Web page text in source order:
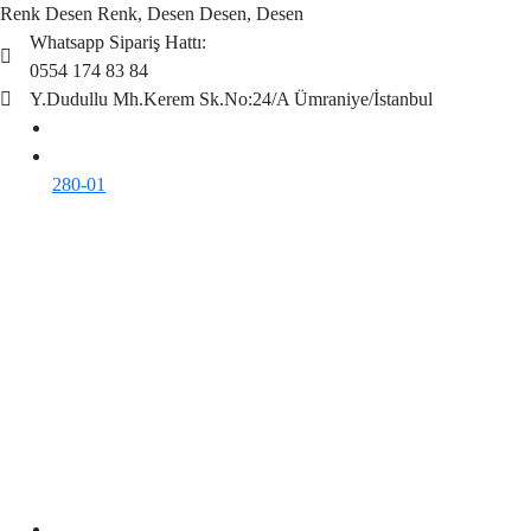
Renk Desen Renk, Desen Desen, Desen
Whatsapp Sipariş Hattı:
0554 174 83 84
Y.Dudullu Mh.Kerem Sk.No:24/A Ümraniye/İstanbul
280-01